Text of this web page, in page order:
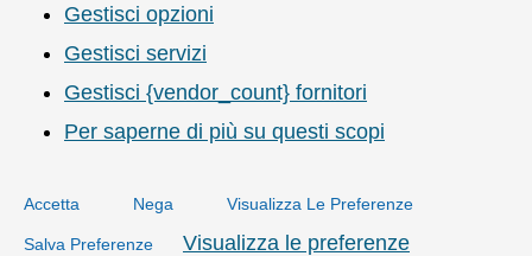
Gestisci opzioni
Gestisci servizi
Gestisci {vendor_count} fornitori
Per saperne di più su questi scopi
Accetta Nega Visualizza Le Preferenze
Salva Preferenze
Visualizza le preferenze